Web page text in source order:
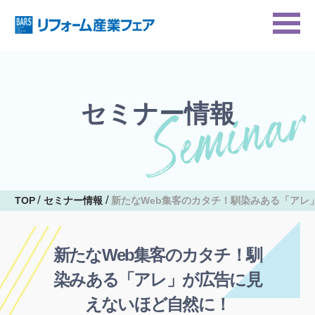
セミナー情報
TOP セミナー情報 新たなWeb集客のカタチ！馴染みある「アレ
新たなWeb集客のカタチ！馴
染みある「アレ」が広告に見
えないほど自然に！